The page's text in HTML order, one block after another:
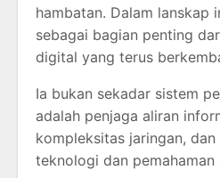
hambatan. Dalam lanskap
sebagai bagian penting
digital yang terus
Ia bukan sekadar sistem
adalah penjaga aliran
kompleksitas jaringan,
teknologi dan pemahaman